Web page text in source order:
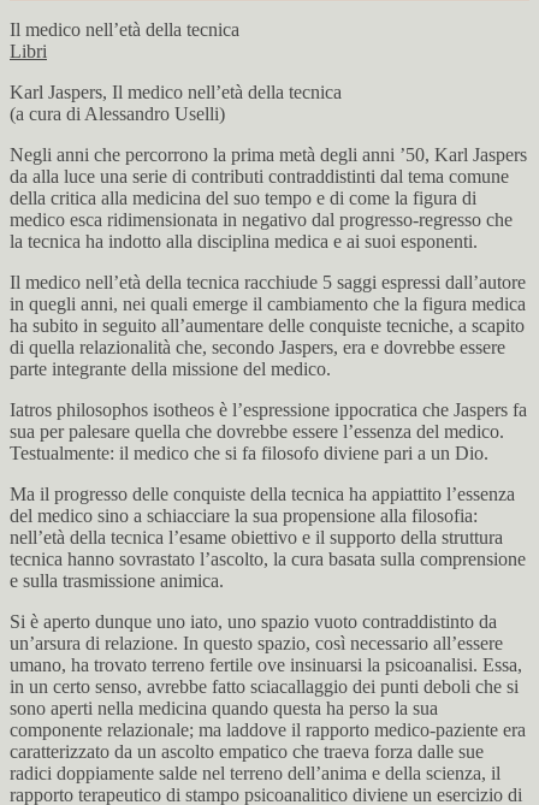
Il medico nell’età della tecnica
Libri
Karl Jaspers, Il medico nell’età della tecnica
(a cura di Alessandro Uselli)
Negli anni che percorrono la prima metà degli anni ’50, Karl Jaspers
da alla luce una serie di contributi contraddistinti dal tema comune
della critica alla medicina del suo tempo e di come la figura di
medico esca ridimensionata in negativo dal progresso-regresso che
la tecnica ha indotto alla disciplina medica e ai suoi esponenti.
Il medico nell’età della tecnica racchiude 5 saggi espressi dall’autore
in quegli anni, nei quali emerge il cambiamento che la figura medica
ha subito in seguito all’aumentare delle conquiste tecniche, a scapito
di quella relazionalità che, secondo Jaspers, era e dovrebbe essere
parte integrante della missione del medico.
Iatros philosophos isotheos è l’espressione ippocratica che Jaspers fa
sua per palesare quella che dovrebbe essere l’essenza del medico.
Testualmente: il medico che si fa filosofo diviene pari a un Dio.
Ma il progresso delle conquiste della tecnica ha appiattito l’essenza
del medico sino a schiacciare la sua propensione alla filosofia:
nell’età della tecnica l’esame obiettivo e il supporto della struttura
tecnica hanno sovrastato l’ascolto, la cura basata sulla comprensione
e sulla trasmissione animica.
Si è aperto dunque uno iato, uno spazio vuoto contraddistinto da
un’arsura di relazione. In questo spazio, così necessario all’essere
umano, ha trovato terreno fertile ove insinuarsi la psicoanalisi. Essa,
in un certo senso, avrebbe fatto sciacallaggio dei punti deboli che si
sono aperti nella medicina quando questa ha perso la sua
componente relazionale; ma laddove il rapporto medico-paziente era
caratterizzato da un ascolto empatico che traeva forza dalle sue
radici doppiamente salde nel terreno dell’anima e della scienza, il
rapporto terapeutico di stampo psicoanalitico diviene un esercizio di